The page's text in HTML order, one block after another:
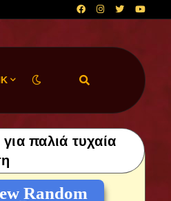
παλιά τυχαία
Random